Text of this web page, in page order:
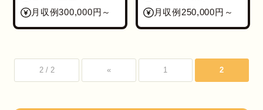
月収例300,000円～
月収例250,000円～
2 / 2 « 1 2